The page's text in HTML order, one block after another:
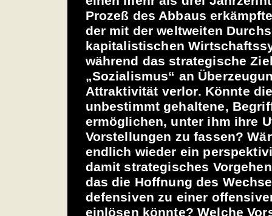
Prozeß des Abbaus
der mit der weltweiten
kapitalistischen
während das strategische
„Sozialismus“ an
Attraktivität verlor. Könnte
unbestimmt gehaltene,
ermöglichen, unter ihm ihre
Vorstellungen zu fassen?
endlich wieder ein
damit strategisches
das die Hoffnung des
defensiven zu einer
einlösen könnte? Welche